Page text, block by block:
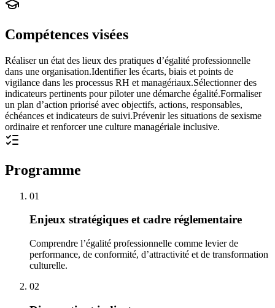
Compétences visées
Réaliser un état des lieux des pratiques d’égalité professionnelle
dans une organisation.Identifier les écarts, biais et points de
vigilance dans les processus RH et managériaux.Sélectionner des
indicateurs pertinents pour piloter une démarche égalité.Formaliser
un plan d’action priorisé avec objectifs, actions, responsables,
échéances et indicateurs de suivi.Prévenir les situations de sexisme
ordinaire et renforcer une culture managériale inclusive.
Programme
01
Enjeux stratégiques et cadre réglementaire
Comprendre l’égalité professionnelle comme levier de
performance, de conformité, d’attractivité et de transformation
culturelle.
02